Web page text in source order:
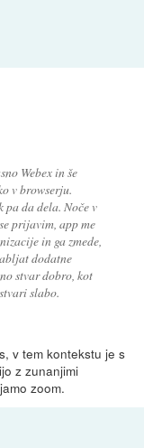
Webex in še
v browserju.
da dela. Noče v
prijavim, app me
in ga zmede,
dodatne
stvar dobro, kot
slabo.
v tem kontekstu je s
z zunanjimi
zoom.